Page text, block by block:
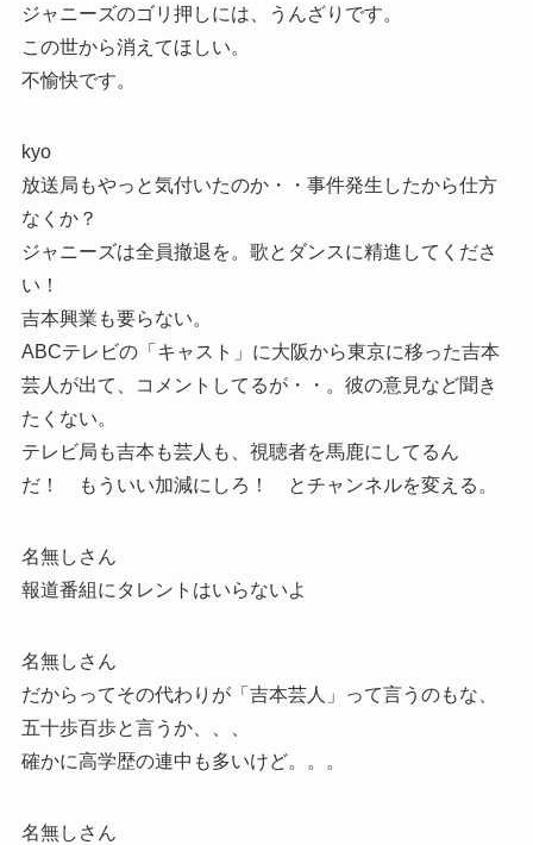
ジャニーズのゴリ押しには、うんざりです。
この世から消えてほしい。
不愉快です。
kyo
放送局もやっと気付いたのか・・事件発生したから仕方
なくか？
ジャニーズは全員撤退を。歌とダンスに精進してくださ
い！
吉本興業も要らない。
ABCテレビの「キャスト」に大阪から東京に移った吉本
芸人が出て、コメントしてるが・・。彼の意見など聞き
たくない。
テレビ局も吉本も芸人も、視聴者を馬鹿にしてるん
だ！ もういい加減にしろ！ とチャンネルを変える。
名無しさん
報道番組にタレントはいらないよ
名無しさん
だからってその代わりが「吉本芸人」って言うのもな、
五十歩百歩と言うか、、、
確かに高学歴の連中も多いけど。。。
名無しさん